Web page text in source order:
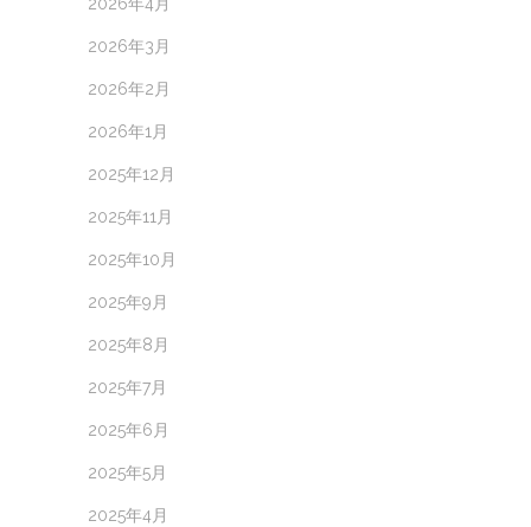
2026年4月
2026年3月
2026年2月
2026年1月
2025年12月
2025年11月
2025年10月
2025年9月
2025年8月
2025年7月
2025年6月
2025年5月
2025年4月